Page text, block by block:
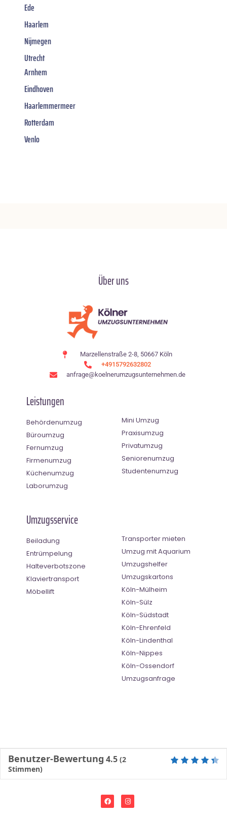
Ede
Haarlem
Nijmegen
Utrecht
Arnhem
Eindhoven
Haarlemmermeer
Rotterdam
Venlo
Über uns
Marzellenstraße 2-8, 50667 Köln
+4915792632802
anfrage@koelnerumzugsunternehmen.de
Leistungen
Behördenumzug
Büroumzug
Fernumzug
Firmenumzug
Küchenumzug
Laborumzug
Mini Umzug
Praxisumzug
Privatumzug
Seniorenumzug
Studentenumzug
Umzugsservice
Beiladung
Entrümpelung
Halteverbotszone
Klaviertransport
Möbellift
Transporter mieten
Umzug mit Aquarium
Umzugshelfer
Umzugskartons
Köln-Mülheim
Köln-Sülz
Köln-Südstadt
Köln-Ehrenfeld
Köln-Lindenthal
Köln-Nippes
Köln-Ossendorf
Umzugsanfrage
Benutzer-Bewertung 4.5 (2
Stimmen)